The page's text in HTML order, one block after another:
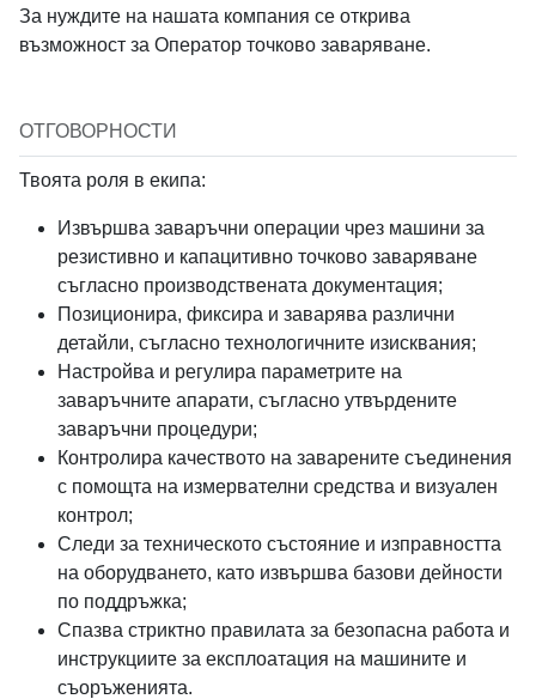
За нуждите на нашата компания се открива
възможност за Оператор точково заваряване.
ОТГОВОРНОСТИ
Твоята роля в екипа:
Извършва заваръчни операции чрез машини за
резистивно и капацитивно точково заваряване
съгласно производствената документация;
Позиционира, фиксира и заварява различни
детайли, съгласно технологичните изисквания;
Настройва и регулира параметрите на
заваръчните апарати, съгласно утвърдените
заваръчни процедури;
Контролира качеството на заварените съединения
с помощта на измервателни средства и визуален
контрол;
Следи за техническото състояние и изправността
на оборудването, като извършва базови дейности
по поддръжка;
Спазва стриктно правилата за безопасна работа и
инструкциите за експлоатация на машините и
съоръженията.
Job type*
Job Level
Job Visibility
Public
Internal
Only
Agencies
Only
Order Index
Вход с Google